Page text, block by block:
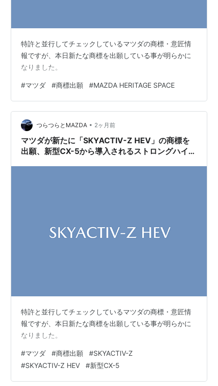
特許と並行してチェックしているマツダの商標・意匠情
報ですが、本日新たな商標を出願している事が明らかに
なりました。
#マツダ #商標出願 #MAZDA HERITAGE SPACE
つらつらとMAZDA • 2ヶ月前
マツダが新たに「SKYACTIV-Z HEV」の商標を
出願、新型CX-5から導入されるストロングハイブ
特許と並行してチェックしているマツダの商標・意匠情
報ですが、本日新たな商標を出願している事が明らかに
なりました。
#マツダ #商標出願 #SKYACTIV-Z
#SKYACTIV-Z HEV #新型CX-5